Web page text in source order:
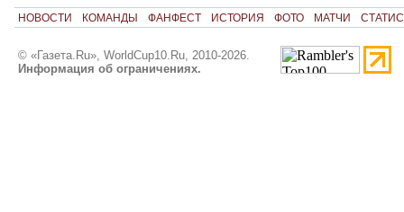
НОВОСТИ КОМАНДЫ ФАНФЕСТ ИСТОРИЯ ФОТО МАТЧИ
© «Газета.Ru», WorldCup10.Ru, 2010-2026.
Информация об ограничениях.